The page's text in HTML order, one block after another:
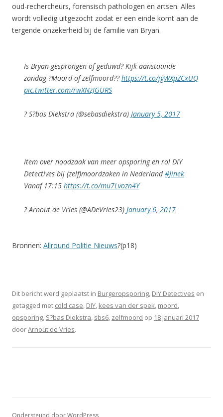
oud-rechercheurs, forensisch pathologen en artsen. Alles
wordt volledig uitgezocht zodat er een einde komt aan de
tergende onzekerheid bij de familie van Bryan.
Is Bryan gesprongen of geduwd? Kijk aanstaande
zondag ?Moord of zelfmoord??https://t.co/jgWXpZCxUQ
pic.twitter.com/rwXNzJGURS
? S?bas Diekstra (@sebasdiekstra) January 5, 2017
Item over noodzaak van meer opsporing en rol DIY
Detectives bij (zelf)moordzaken in Nederland#Jinek
Vanaf 17:15 https://t.co/mu7Lvozn4Y
? Arnout de Vries (@ADeVries23) January 6, 2017
Bronnen: Allround Politie Nieuws?(p18)
Dit bericht werd geplaatst in Burgeropsporing, DIY Detectives en
getagged met cold case, DIY, kees van der spek, moord,
opsporing, S?bas Diekstra, sbs6, zelfmoord op 18 januari 2017
doorArnout de Vries.
Ondersteund door WordPress